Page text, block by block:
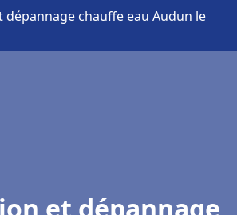
dépannage chauffe eau Audun le